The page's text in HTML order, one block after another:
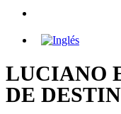
LUCIANO
DE